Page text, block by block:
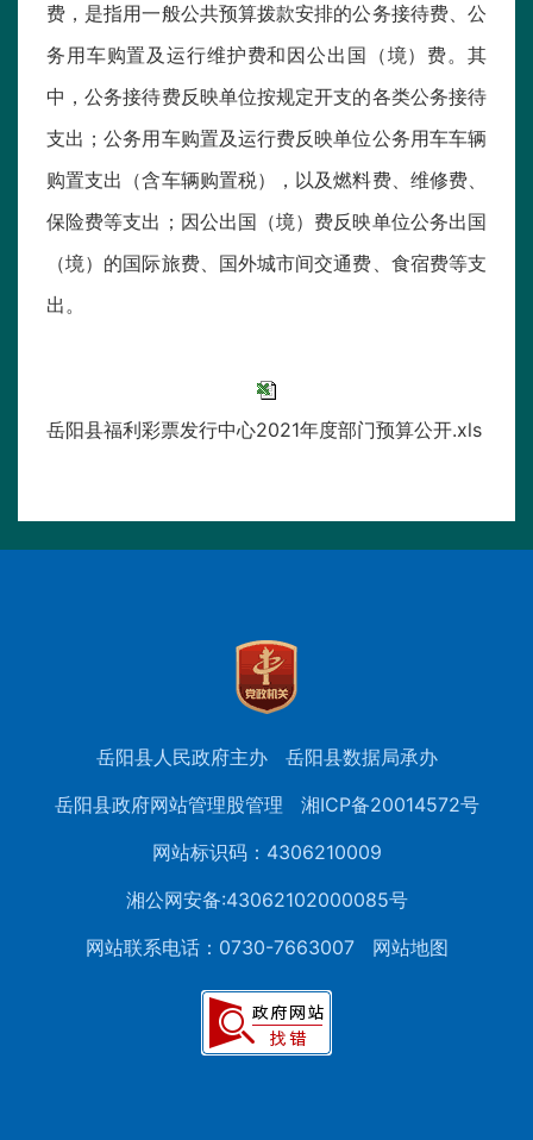
费，是指用一般公共预算拨款安排的公务接待费、公
务用车购置及运行维护费和因公出国（境）费。其
中，公务接待费反映单位按规定开支的各类公务接待
支出；公务用车购置及运行费反映单位公务用车车辆
购置支出（含车辆购置税），以及燃料费、维修费、
保险费等支出；因公出国（境）费反映单位公务出国
（境）的国际旅费、国外城市间交通费、食宿费等支
出。
岳阳县福利彩票发行中心2021年度部门预算公开.xls
岳阳县人民政府主办
岳阳县数据局承办
岳阳县政府网站管理股管理
湘ICP备20014572号
网站标识码：4306210009
湘公网安备:43062102000085号
网站联系电话：0730-7663007
网站地图